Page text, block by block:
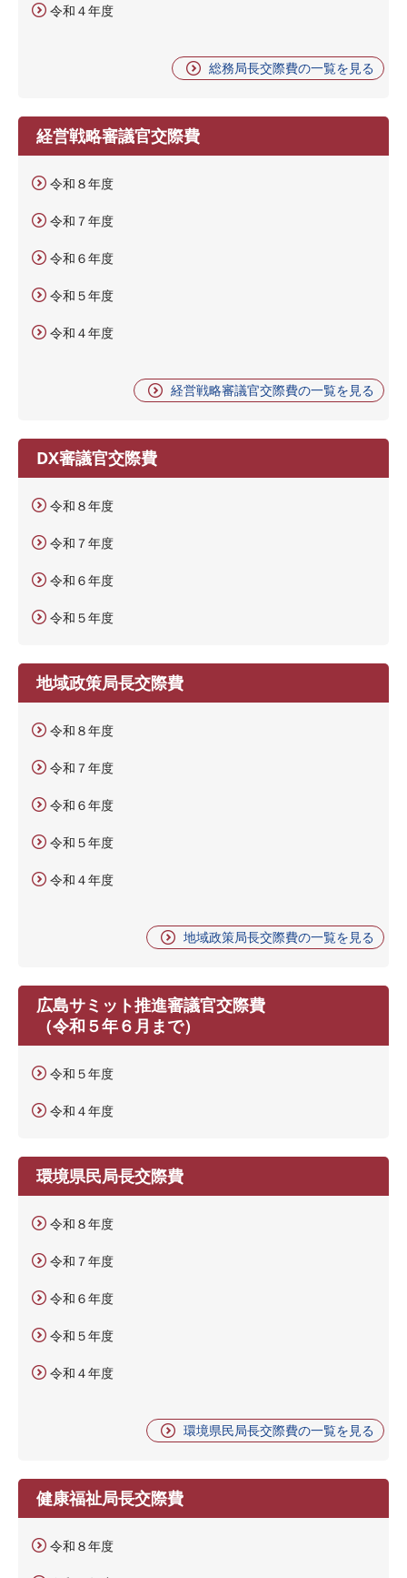
令和４年度
総務局長交際費の一覧を見る
経営戦略審議官交際費
令和８年度
令和７年度
令和６年度
令和５年度
令和４年度
経営戦略審議官交際費の一覧を見る
DX審議官交際費
令和８年度
令和７年度
令和６年度
令和５年度
地域政策局長交際費
令和８年度
令和７年度
令和６年度
令和５年度
令和４年度
地域政策局長交際費の一覧を見る
広島サミット推進審議官交際費
（令和５年６月まで）
令和５年度
令和４年度
環境県民局長交際費
令和８年度
令和７年度
令和６年度
令和５年度
令和４年度
環境県民局長交際費の一覧を見る
健康福祉局長交際費
令和８年度